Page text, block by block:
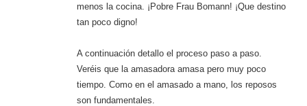
menos la cocina. ¡Pobre Frau Bomann! ¡Que destino
tan poco digno!
A continuación detallo el proceso paso a paso.
Veréis que la amasadora amasa pero muy poco
tiempo. Como en el amasado a mano, los reposos
son fundamentales.